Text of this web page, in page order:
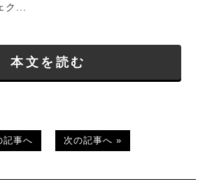
...
本文を読む
記事へ 次の記事へ »